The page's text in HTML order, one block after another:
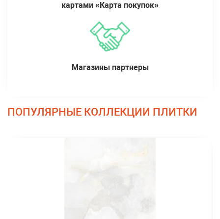
картами «Карта покупок»
Магазины партнеры
ПОПУЛЯРНЫЕ КОЛЛЕКЦИИ ПЛИТКИ